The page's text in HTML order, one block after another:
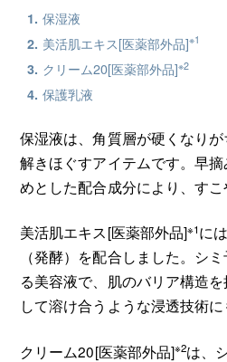
保湿液
美活肌エキス[医薬部外品]※1
クリーム20[医薬部外品]※2
保護乳液
保湿液は、角質層が硬くなり
解きほぐすアイテムです。早
めとした配合成分により、すこ
美活肌エキス[医薬部外品]※1に
（発酵）を配合しました。シ
る美容液で、肌のバリア構造
して溶け合うような浸透技術に
クリーム20[医薬部外品]※2は、